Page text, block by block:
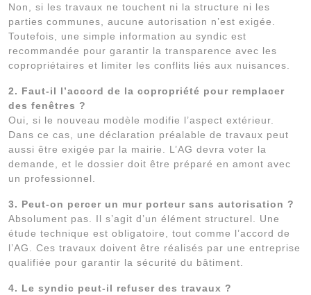
Non, si les travaux ne touchent ni la structure ni les
parties communes, aucune autorisation n’est exigée.
Toutefois, une simple information au syndic est
recommandée pour garantir la transparence avec les
copropriétaires et limiter les conflits liés aux nuisances.
2. Faut-il l’accord de la copropriété pour remplacer
des fenêtres ?
Oui, si le nouveau modèle modifie l’aspect extérieur.
Dans ce cas, une déclaration préalable de travaux peut
aussi être exigée par la mairie. L’AG devra voter la
demande, et le dossier doit être préparé en amont avec
un professionnel.
3. Peut-on percer un mur porteur sans autorisation ?
Absolument pas. Il s’agit d’un élément structurel. Une
étude technique est obligatoire, tout comme l’accord de
l’AG. Ces travaux doivent être réalisés par une entreprise
qualifiée pour garantir la sécurité du bâtiment.
4. Le syndic peut-il refuser des travaux ?